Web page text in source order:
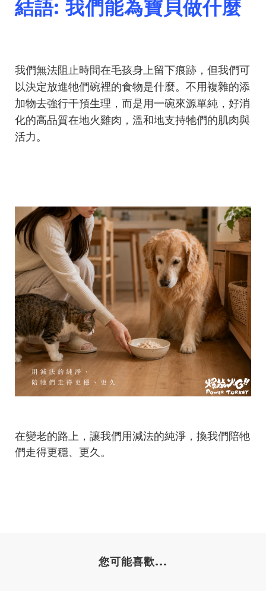
結語: 我們能為寶貝做什麼
我們無法阻止時間在毛孩身上留下痕跡，但我們可
以決定放進牠們碗裡的食物是什麼。不用複雜的添
加物去強行干預生理，而是用一碗來源單純，好消
化的高品質在地火雞肉，溫和地支持牠們的肌肉與
活力。
在變老的路上，讓我們用減法的純淨，換我們陪牠
們走得更穩、更久。
您可能喜歡...